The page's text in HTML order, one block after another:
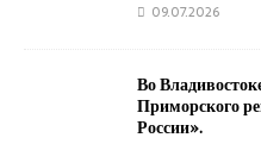
09.07.2026
Во
Приморского
России».